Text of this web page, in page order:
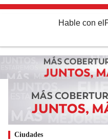
Hable con el
Ciudades